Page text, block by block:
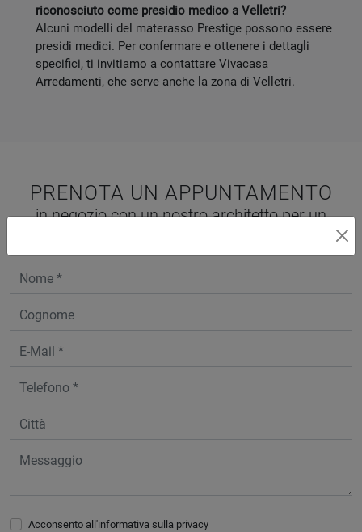
riconosciuto come presidio medico a Velletri?
Alcuni modelli del materasso Prestige possono essere
presidi medici. Per confermare e ottenere i dettagli
specifici, ti invitiamo a contattare Vivacasa
Arredamenti, che serve anche la zona di Velletri.
PRENOTA UN APPUNTAMENTO
in negozio con un nostro architetto per un
Acconsento all'informativa sulla privacy